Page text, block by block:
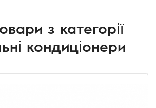
з категорії
кондиціонери